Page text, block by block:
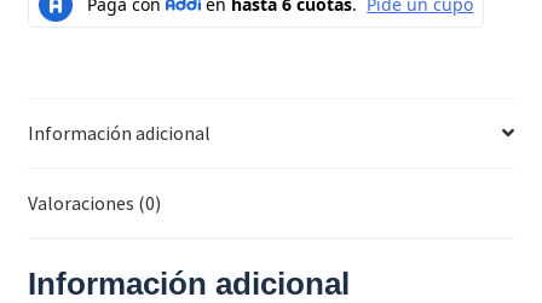
Información adicional
Valoraciones (0)
Información adicional